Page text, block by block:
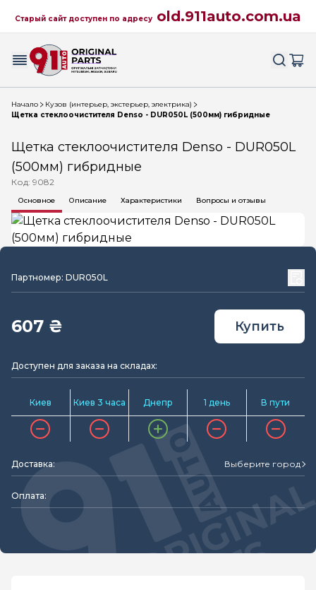
Старый сайт доступен по адресу old.911auto.com.ua
Начало
Кузов (интерьер, экстерьер, электрика)
Щетка стеклоочистителя Denso - DUR050L (500мм) гибридные
Щетка стеклоочистителя Denso - DUR050L
(500мм) гибридные
Код: 9082
Основное Описание Характеристики Вопросы и отзывы
Партномер: DUR050L
607 ₴ Купить
Доступен для заказа на складах:
Киев Киев 3 часа Днепр 1 день В пути
Доставка: Выберите город
Оплата: